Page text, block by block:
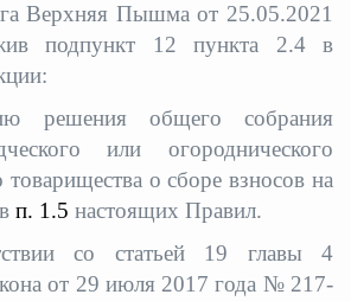
Верхняя Пышмаот 25.05.2021
подпункт 12 пункта 2.4 в
решения общего собрания
или огороднического
товарищества о сборе взносов на
п. 1.5 настоящих Правил.
со статьей 19 главы 4
от 29 июля 2017 года № 217-